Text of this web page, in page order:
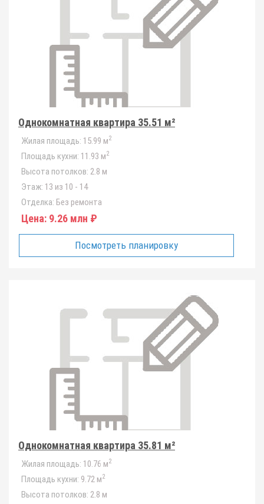
Однокомнатная квартира 35.51 м²
Жилая площадь: 15.99 м2
Площадь кухни: 11.93 м2
Высота потолков: 2.8 м
Этаж: 13 из 10 - 14
Отделка: Без ремонта
Цена: 9.26 млн ₽
Посмотреть планировку
Однокомнатная квартира 35.81 м²
Жилая площадь: 10.76 м2
Площадь кухни: 9.72 м2
Высота потолков: 2.8 м